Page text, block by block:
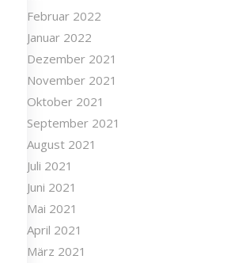
Februar 2022
Januar 2022
Dezember 2021
November 2021
Oktober 2021
September 2021
August 2021
Juli 2021
Juni 2021
Mai 2021
April 2021
März 2021